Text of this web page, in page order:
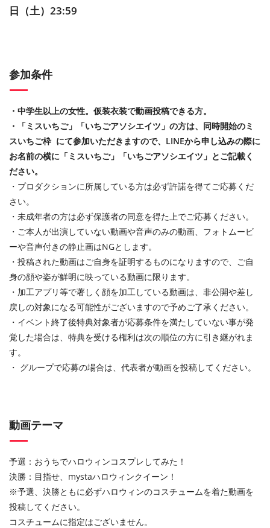
日（土）23:59
参加条件
・中学生以上の女性。仮装衣装で動画投稿できる方。
・「ミスいちご」「いちごアソシエイツ」の方は、同時開始のミ
スいちご枠 にて参加いただきますので、LINEから申し込みの際に
お名前の横に「ミスいちご」「いちごアソシエイツ」とご記載く
ださい。
・プロダクションに所属している方は必ず許諾を得てご応募くだ
さい。
・未成年者の方は必ず保護者の同意を得た上でご応募ください。
・ご本人が出演していない動画や音声のみの動画、フォトムービ
ーや音声付きの静止画はNGとします。
・投稿された動画はご自身を証明するものになりますので、ご自
身の顔や姿が鮮明に映っている動画に限ります。
・加工アプリ等で著しく顔を加工している動画は、非公開や差し
戻しの対象になる可能性がございますので予めご了承ください。
・イベント終了後特典対象者が応募条件を満たしていない事が発
覚した場合は、特典を受ける権利は次の順位の方に引き継がれま
す。
・ グループで応募の場合は、代表者が動画を投稿してください。
動画テーマ
予選：おうちでハロウィンコスプレしてみた！
決勝：目指せ、mystaハロウィンクイーン！
※予選、決勝ともに必ずハロウィンのコスチュームを着た動画を
投稿してください。
コスチュームに指定はございません。